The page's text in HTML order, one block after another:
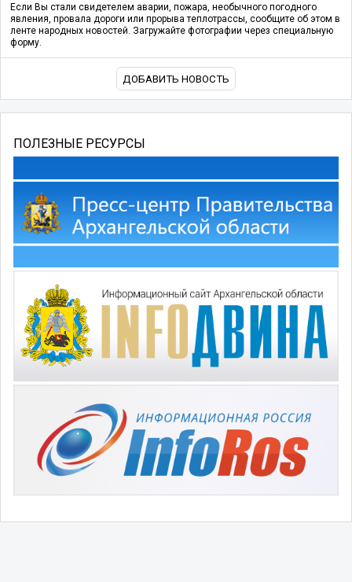
Если Вы стали свидетелем аварии, пожара, необычного погодного
явления, провала дороги или прорыва теплотрассы, сообщите об этом в
ленте народных новостей. Загружайте фотографии через специальную
форму.
ДОБАВИТЬ НОВОСТЬ
ПОЛЕЗНЫЕ РЕСУРСЫ